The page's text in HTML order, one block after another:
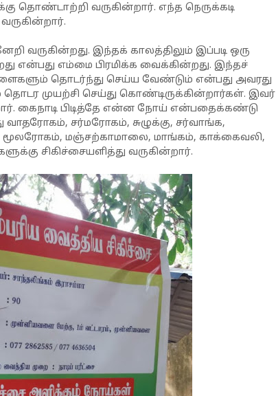
தொண்டாற்றி வருகின்றார். எந்த நெருக்கடி
வருகின்றது. இந்தக் காலத்திலும் இப்படி ஒரு
என்பது எம்மை பிரமிக்க வைக்கின்றது. இந்தச்
தொடர்ந்து செய்ய வேண்டும் என்பது அவரது
முயற்சி செய்து கொண்டிருக்கின்றார்கள். இவர்
கைநாடி பிடித்தே என்ன நோய் என்பதைக்கண்டு
வாதரோகம், சர்மரோகம், சுழுக்கு, சர்வாங்க,
மஞ்சற்காமாலை, மாங்கம், காக்கைவலி,
சிகிச்சையளித்து வருகின்றார்.